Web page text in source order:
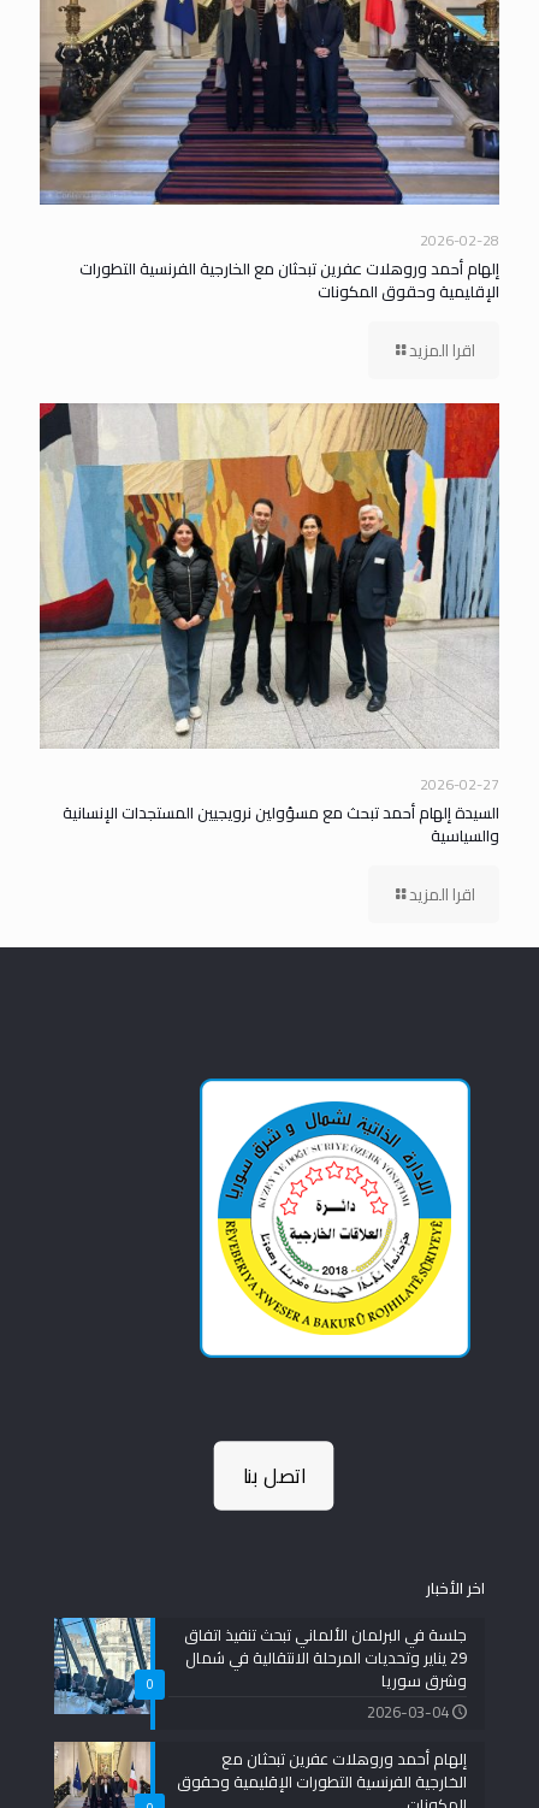
2026-02-28
إلهام أحمد وروهلات عفرين تبحثان مع الخارجية الفرنسية التطورات
الإقليمية وحقوق المكونات
اقرا المزيد
2026-02-27
السيدة إلهام أحمد تبحث مع مسؤولين نرويجيين المستجدات الإنسانية
والسياسية
اقرا المزيد
اتصل بنا
اخر الأخبار
0
جلسة في البرلمان الألماني تبحث تنفيذ اتفاق
29 يناير وتحديات المرحلة الانتقالية في شمال
وشرق سوريا
2026-03-04
إلهام أحمد وروهلات عفرين تبحثان مع
الخارجية الفرنسية التطورات الإقليمية وحقوق